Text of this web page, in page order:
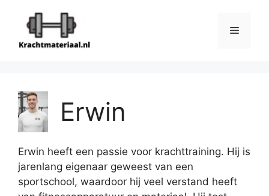
inhoud
Menu
Erwin
Erwin heeft een passie voor krachttraining. Hij is
jarenlang eigenaar geweest van een
sportschool, waardoor hij veel verstand heeft